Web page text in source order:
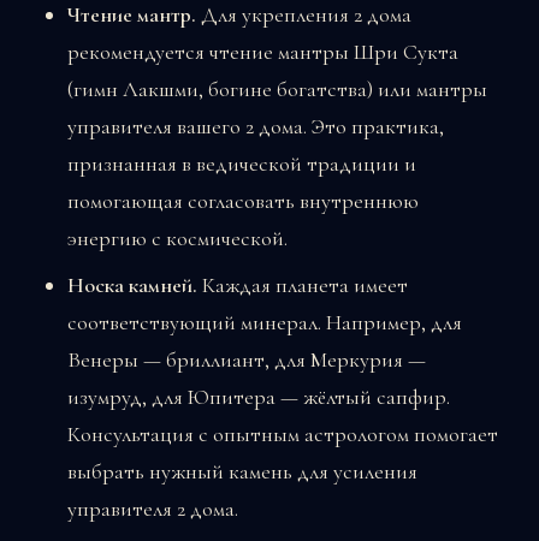
Чтение мантр. Для укрепления 2 дома
рекомендуется чтение мантры Шри Сукта
(гимн Лакшми, богине богатства) или мантры
управителя вашего 2 дома. Это практика,
признанная в ведической традиции и
помогающая согласовать внутреннюю
энергию с космической.
Носка камней. Каждая планета имеет
соответствующий минерал. Например, для
Венеры — бриллиант, для Меркурия —
изумруд, для Юпитера — жёлтый сапфир.
Консультация с опытным астрологом помогает
выбрать нужный камень для усиления
управителя 2 дома.